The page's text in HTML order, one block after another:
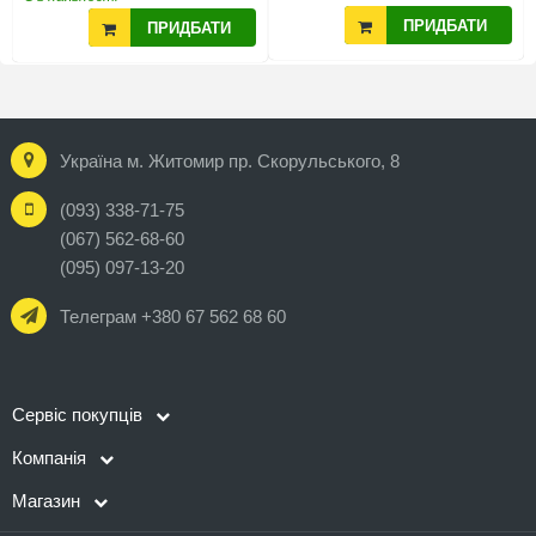
ПРИДБАТИ ПРИДБАТИ
Україна м. Житомир пр. Скорульського, 8
(093) 338-71-75
(067) 562-68-60
(095) 097-13-20
Телеграм +380 67 562 68 60
Сервіс покупців
Компанія
Магазин